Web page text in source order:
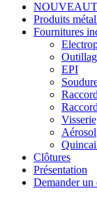
Produits
Fournitures
EPI
Aérosol
Clôtures
Présentation
Demander un